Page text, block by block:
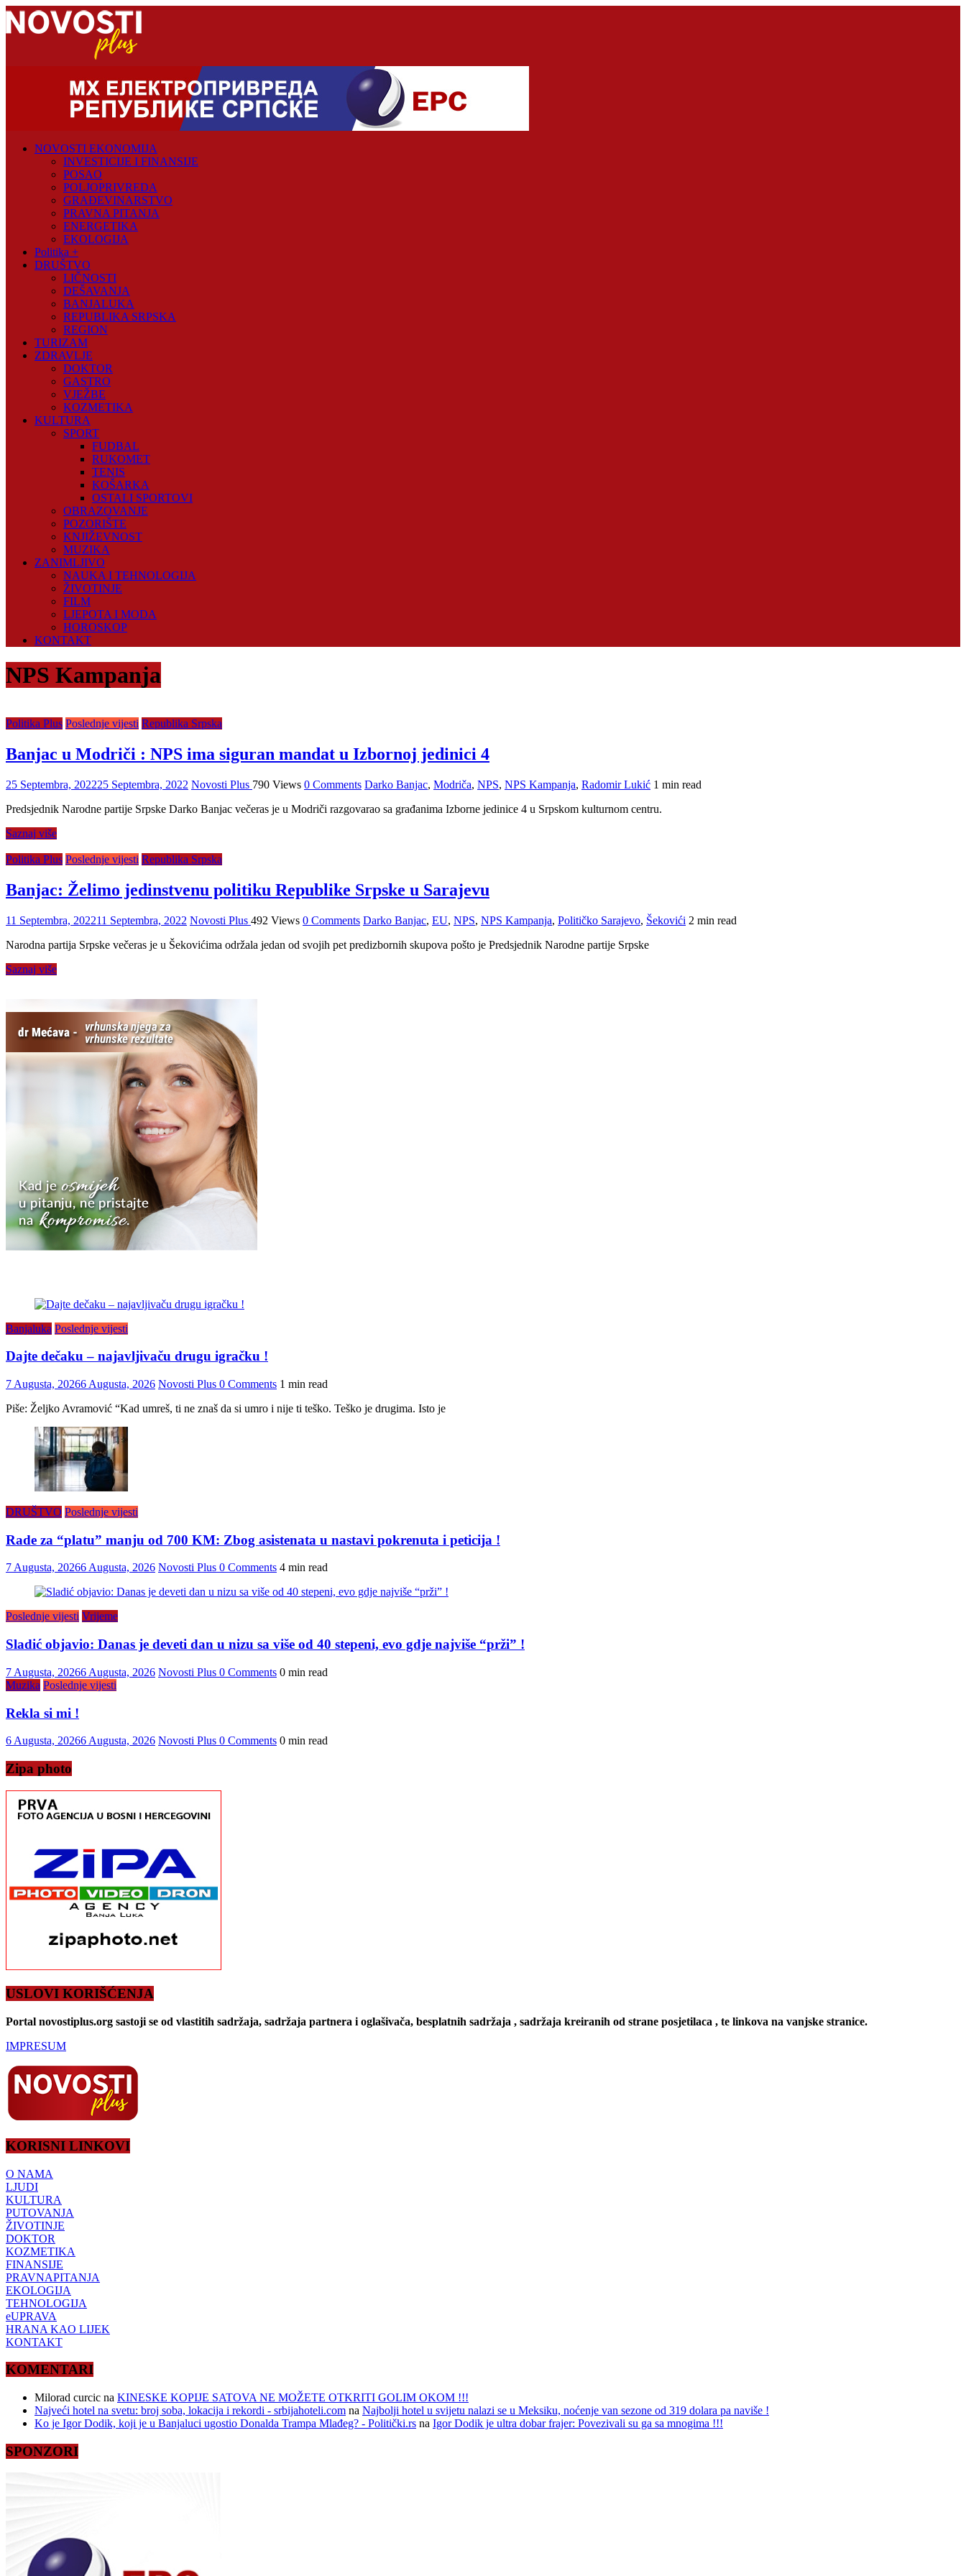
Skip
to
content
pozitivnihNOVOSTI EKONOMIJA
INVESTICIJE I FINANSIJE
POSAO
POLJOPRIVREDA
GRAĐEVINARSTVO
PRAVNA PITANJA
ENERGETIKA
EKOLOGIJA
Politika +
DRUŠTVO
LIČNOSTI
DEŠAVANJA
BANJALUKA
REPUBLIKA SRPSKA
REGION
TURIZAM
ZDRAVLJE
DOKTOR
GASTRO
VJEŽBE
KOZMETIKA
KULTURA
SPORT
FUDBAL
RUKOMET
TENIS
KOŠARKA
OSTALI SPORTOVI
OBRAZOVANJE
POZORIŠTE
KNJIŽEVNOST
MUZIKA
ZANIMLJIVO
NAUKA I TEHNOLOGIJA
ŽIVOTINJE
FILM
LJEPOTA I MODA
HOROSKOP
KONTAKT
NPS Kampanja
Politika Plus Poslednje vijesti Republika Srpska
Banjac u Modriči : NPS ima siguran mandat u Izbornoj jedinici 4
25 Septembra, 202225 Septembra, 2022 Novosti Plus 790 Views 0 Comments Darko Banjac, Modriča, NPS, NPS Kampanja, Radomir Lukić 1 min read
Predsjednik Narodne partije Srpske Darko Banjac večeras je u Modriči razgovarao sa građanima Izborne jedinice 4 u Srpskom kulturnom centru.
Saznaj više
Politika Plus Poslednje vijesti Republika Srpska
Banjac: Želimo jedinstvenu politiku Republike Srpske u Sarajevu
11 Septembra, 202211 Septembra, 2022 Novosti Plus 492 Views 0 Comments Darko Banjac, EU, NPS, NPS Kampanja, Političko Sarajevo, Šekovići 2 min read
Narodna partija Srpske večeras je u Šekovićima održala jedan od svojih pet predizbornih skupova pošto je Predsjednik Narodne partije Srpske
Saznaj više
Banjaluka Poslednje vijesti
Dajte dečaku – najavljivaču drugu igračku !
7 Augusta, 20266 Augusta, 2026 Novosti Plus 0 Comments 1 min read
Piše: Željko Avramović “Kad umreš, ti ne znaš da si umro i nije ti teško. Teško je drugima. Isto je
DRUŠTVO Poslednje vijesti
Rade za “platu” manju od 700 KM: Zbog asistenata u nastavi pokrenuta i peticija !
7 Augusta, 20266 Augusta, 2026 Novosti Plus 0 Comments 4 min read
Poslednje vijesti Vrijeme
Sladić objavio: Danas je deveti dan u nizu sa više od 40 stepeni, evo gdje najviše “prži” !
7 Augusta, 20266 Augusta, 2026 Novosti Plus 0 Comments 0 min read
Muzika Poslednje vijesti
Rekla si mi !
6 Augusta, 20266 Augusta, 2026 Novosti Plus 0 Comments 0 min read
Zipa photo
USLOVI KORIŠĆENJA
Portal novostiplus.org sastoji se od vlastitih sadržaja, sadržaja partnera i oglašivača, besplatnih sadržaja , sadržaja kreiranih od strane posjetilaca , te linkova na vanjske stranice.
IMPRESUM
KORISNI LINKOVI
O NAMA
LJUDI
KULTURA
PUTOVANJA
ŽIVOTINJE
DOKTOR
KOZMETIKA
FINANSIJE
PRAVNAPITANJA
EKOLOGIJA
TEHNOLOGIJA
eUPRAVA
HRANA KAO LIJEK
KONTAKT
KOMENTARI
Milorad curcic na KINESKE KOPIJE SATOVA NE MOŽETE OTKRITI GOLIM OKOM !!!
Najveći hotel na svetu: broj soba, lokacija i rekordi - srbijahoteli.com na Najbolji hotel u svijetu nalazi se u Meksiku, noćenje van sezone od 319 dolara pa naviše !
Ko je Igor Dodik, koji je u Banjaluci ugostio Donalda Trampa Mlađeg? - Politički.rs na Igor Dodik je ultra dobar frajer: Povezivali su ga sa mnogima !!!
SPONZORI